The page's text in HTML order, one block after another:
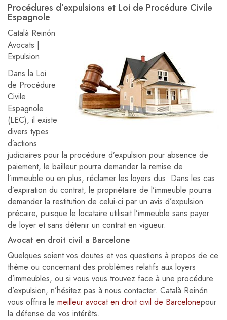
Procédures d’expulsions et Loi de Procédure Civile
Espagnole
Català Reinón
Avocats |
Expulsion
Dans la Loi
de Procédure
Civile
Espagnole
(LEC), il existe
divers types
d’actions
judiciaires pour la procédure d’expulsion pour absence de
paiement, le bailleur pourra demander la remise de
l’immeuble ou en plus, réclamer les loyers dus. Dans les cas
d’expiration du contrat, le propriétaire de l’immeuble pourra
demander la restitution de celui-ci par un avis d’expulsion
précaire, puisque le locataire utilisait l’immeuble sans payer
de loyer et sans détenir un contrat en vigueur.
Avocat en droit civil a Barcelone
Quelques soient vos doutes et vos questions à propos de ce
thème ou concernant des problèmes relatifs aux loyers
d’immeubles, ou si vous vous trouvez face à une procédure
d’expulsion, n’hésitez pas à nous contacter. Català Reinón
vous offrira le meilleur avocat en droit civil de Barcelonepour
la défense de vos intérêts.